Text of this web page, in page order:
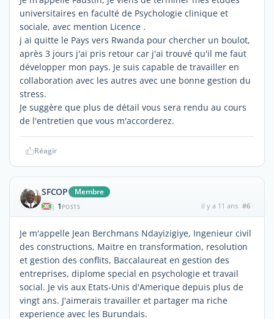
universitaires en faculté de Psychologie clinique et
sociale, avec mention Licence .
j ai quitte le Pays vers Rwanda pour chercher un boulot,
après 3 jours j'ai pris retour car j'ai trouvé qu'il me faut
développer mon pays. Je suis capable de travailler en
collaboration avec les autres avec une bonne gestion du
stress.
Je suggère que plus de détail vous sera rendu au cours
de l'entretien que vous m'accorderez.
Réagir
SFCOP Membre
| 1 POSTS il y a 11 ans #6
Je m'appelle Jean Berchmans Ndayizigiye, Ingenieur civil
des constructions, Maitre en transformation, resolution
et gestion des conflits, Baccalaureat en gestion des
entreprises, diplome special en psychologie et travail
social. Je vis aux Etats-Unis d'Amerique depuis plus de
vingt ans. J'aimerais travailler et partager ma riche
experience avec les Burundais.